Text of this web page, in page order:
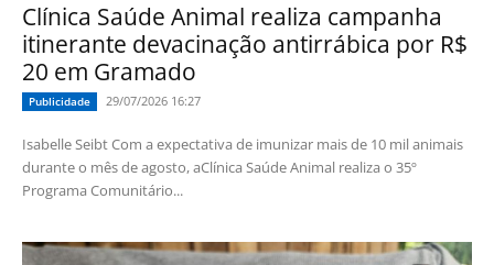
Clínica Saúde Animal realiza campanha
itinerante devacinação antirrábica por R$
20 em Gramado
Publicidade 29/07/2026 16:27
Isabelle Seibt Com a expectativa de imunizar mais de 10 mil animais
durante o mês de agosto, aClínica Saúde Animal realiza o 35º
Programa Comunitário...